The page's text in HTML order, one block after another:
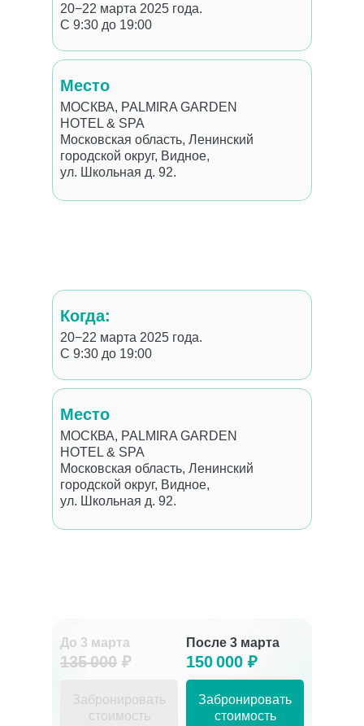
20−22 марта 2025 года.
С 9:30 до 19:00
МОСКВА, PALMIRA GARDEN
HOTEL & SPA
Московская область, Ленинский
городской округ, Видное,
ул. Школьная д. 92.
Место
20−22 марта 2025 года.
С 9:30 до 19:00
МОСКВА, PALMIRA GARDEN
HOTEL & SPA
Московская область, Ленинский
городской округ, Видное,
ул. Школьная д. 92.
Место
Когда:
150 000 ₽
После 3 марта
До 3 марта
135 000 ₽
Забронировать
стоимость
Забронировать
стоимость